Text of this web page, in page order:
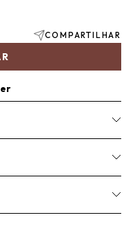
COMPARTILHAR